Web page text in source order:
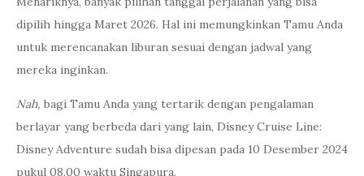
dipilih hingga Maret 2026. Hal ini memungkinkan Tamu Anda
untuk merencanakan liburan sesuai dengan jadwal yang
mereka inginkan.
Nah, bagi Tamu Anda yang tertarik dengan pengalaman
berlayar yang berbeda dari yang lain, Disney Cruise Line:
Disney Adventure sudah bisa dipesan pada 10 Desember 2024
pukul 08.00 waktu Singapura.